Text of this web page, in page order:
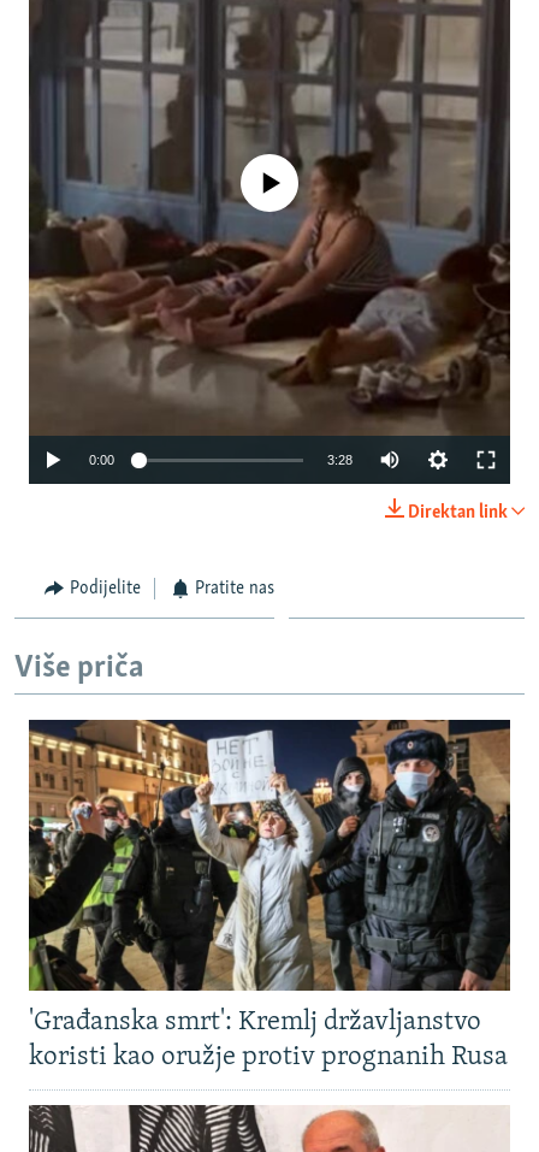
Auto 240p 480p
720p 1080p
No media source currently available
0:00 3:28
720p
Direktan link
Podijelite Pratite nas
Više priča
'Građanska smrt': Kremlj državljanstvo
koristi kao oružje protiv prognanih Rusa